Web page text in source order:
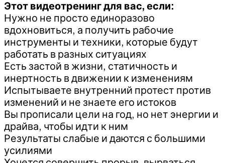
Этот видеотренинг для вас, если:
Нужно не просто единоразово
вдохновиться, а получить рабочие
инструменты и техники, которые будут
работать в разных ситуациях
Есть застой в жизни, статичность и
инертность в движении к изменениям
Испытываете внутренний протест против
изменений и не знаете его истоков
Вы прописали цели на год, но нет энергии и
драйва, чтобы идти к ним
Результаты слабые и даются с большими
усилиями